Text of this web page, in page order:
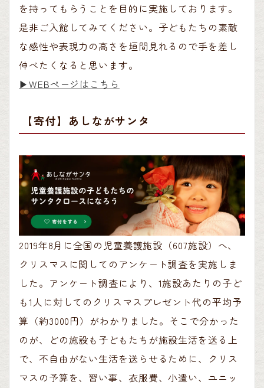
を持ってもらうことを目的に実施しております。
是非ご入館してみてください。子どもたちの素敵
な感性や表現力の高さを垣間見れるので手を差し
伸べたくなると思います。
▶︎WEBページはこちら
【寄付】あしながサンタ
2019年8月に全国の児童養護施設（607施設）へ、
クリスマスに関してのアンケート調査を実施しま
した。アンケート調査により、1施設あたりの子ど
も1人に対してのクリスマスプレゼント代の平均予
算（約3000円）がわかりました。そこで分かった
のが、どの施設も子どもたちが施設生活を送る上
で、不自由がない生活を送らせるために、クリス
マスの予算を、習い事、衣服費、小遣い、ユニッ